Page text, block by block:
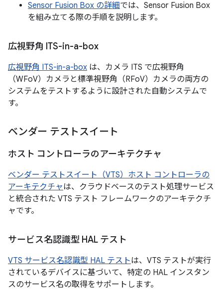
Sensor Fusion Box の詳細では、Sensor Fusion Box
を組み立てる際の手順を説明します。
広視野角 ITS-in-a-box
広視野角 ITS-in-a-box は、カメラ ITS で広視野角
（WFoV）カメラと標準視野角（RFoV）カメラの両方の
システムをテストするように設計された自動システムで
す。
ベンダー テストスイート
ホスト コントローラのアーキテクチャ
ベンダー テストスイート（VTS）ホスト コントローラの
アーキテクチャは、クラウドベースのテスト処理サービス
と統合された VTS テスト フレームワークのアーキテクチ
ャです。
サービス名認識型 HAL テスト
VTS サービス名認識型 HAL テストは、VTS テストが実行
されているデバイスに基づいて、特定の HAL インスタン
スのサービス名の取得をサポートします。